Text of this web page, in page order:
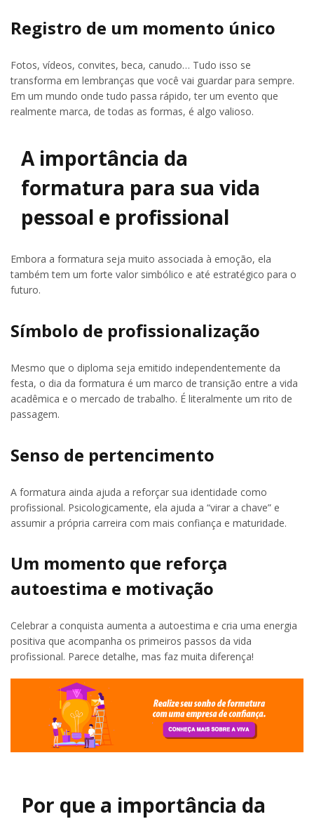
Registro de um momento único
Fotos, vídeos, convites, beca, canudo… Tudo isso se
transforma em lembranças que você vai guardar para sempre.
Em um mundo onde tudo passa rápido, ter um evento que
realmente marca, de todas as formas, é algo valioso.
A importância da
formatura para sua vida
pessoal e profissional
Embora a formatura seja muito associada à emoção, ela
também tem um forte valor simbólico e até estratégico para o
futuro.
Símbolo de profissionalização
Mesmo que o diploma seja emitido independentemente da
festa, o dia da formatura é um marco de transição entre a vida
acadêmica e o mercado de trabalho. É literalmente um rito de
passagem.
Senso de pertencimento
A formatura ainda ajuda a reforçar sua identidade como
profissional. Psicologicamente, ela ajuda a “virar a chave” e
assumir a própria carreira com mais confiança e maturidade.
Um momento que reforça
autoestima e motivação
Celebrar a conquista aumenta a autoestima e cria uma energia
positiva que acompanha os primeiros passos da vida
profissional. Parece detalhe, mas faz muita diferença!
Por que a importância da